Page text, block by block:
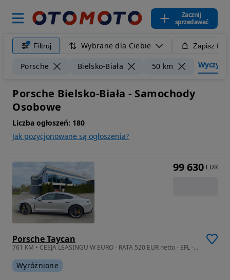
Zacznij
sprzedawać
Filtruj Wybrane dla Ciebie Zapisz
Porsche Bielsko-Biała 50 km Wyczyść
Porsche Bielsko-Biała - Samochody
Osobowe
Liczba ogłoszeń: 180
Jak pozycjonowane są ogłoszenia?
Porsche Taycan
761 KM • CESJA LEASINGU W EURO - RATA 520 EUR netto - EFL - pierwszy właściciel
Wyróżnione
99 630 EUR